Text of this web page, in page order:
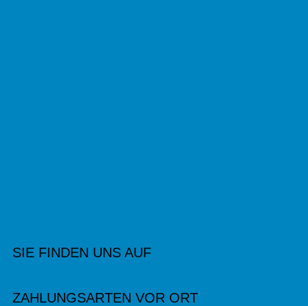
SIE FINDEN UNS AUF
ZAHLUNGSARTEN VOR ORT